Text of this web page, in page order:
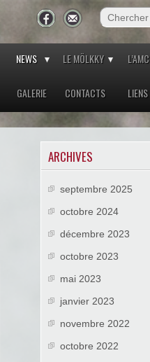
NEWS LE MÖLKKY L’AMC
GALERIE CONTACTS LIENS
ARCHIVES
septembre 2025
octobre 2024
décembre 2023
octobre 2023
mai 2023
janvier 2023
novembre 2022
octobre 2022